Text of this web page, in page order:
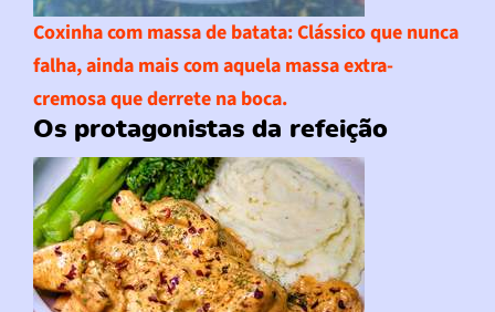
Coxinha com massa de batata: Clássico que nunca
falha, ainda mais com aquela massa extra-
cremosa que derrete na boca.
Os protagonistas da refeição